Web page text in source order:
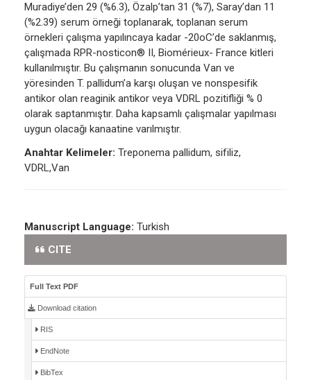
Muradiye’den 29 (%6.3), Özalp’tan 31 (%7), Saray’dan 11
(%2.39) serum örneği toplanarak, toplanan serum
örnekleri çalışma yapılıncaya kadar -20oC’de saklanmış,
çalışmada RPR-nosticon® II, Biomérieux- France kitleri
kullanılmıştır. Bu çalışmanın sonucunda Van ve
yöresinden T. pallidum’a karşı oluşan ve nonspesifik
antikor olan reaginik antikor veya VDRL pozitifliği % 0
olarak saptanmıştır. Daha kapsamlı çalışmalar yapılması
uygun olacağı kanaatine varılmıştır.
Anahtar Kelimeler: Treponema pallidum, sifiliz,
VDRL,Van
Manuscript Language: Turkish
CITE
Full Text PDF
Download citation
RIS
EndNote
BibTex